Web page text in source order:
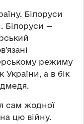
Білоруси
Білоруси —
режиму
України, а в бік
сам жодної
цю війну.